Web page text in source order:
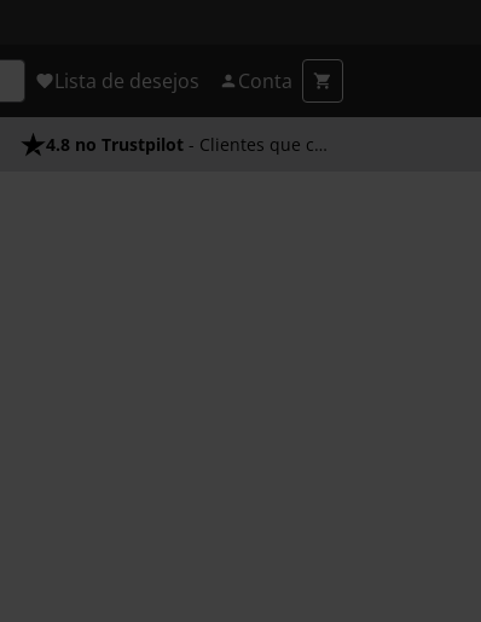
Lista de desejos Conta
4.8 no Trustpilot - Clientes que confiam em nós